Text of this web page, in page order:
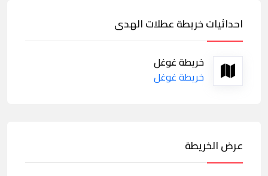
احداثيات خريطة عطلات الهدى
خريطة غوغل
خريطة غوغل
عرض الخريطة